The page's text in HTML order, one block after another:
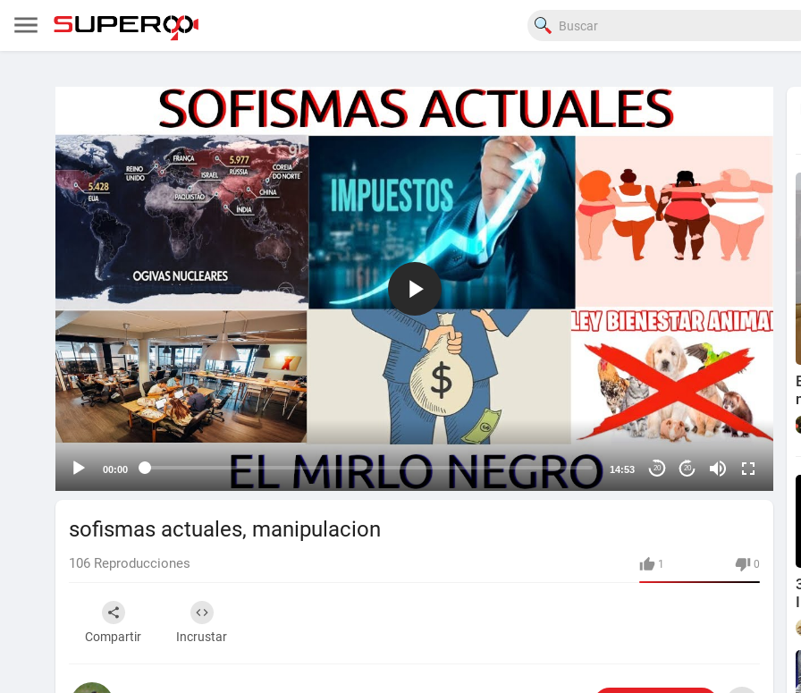
00:00 14:53 20 20
sofismas actuales, manipulacion
1 0
106 Reproducciones
Compartir Incrustar